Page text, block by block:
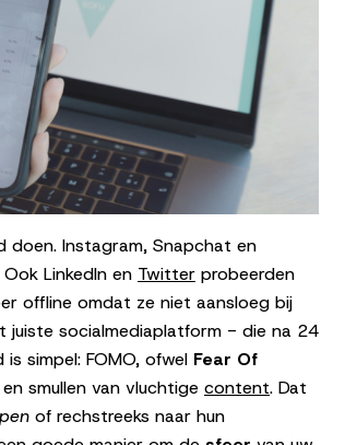
doen. Instagram, Snapchat en
LinkedIn en Twitter probeerden
offline omdat ze niet aansloeg bij
juiste socialmediaplatform - die na 24
simpel: FOMO, ofwel Fear Of
smullen van vluchtige content. Dat
of rechstreeks naar hun